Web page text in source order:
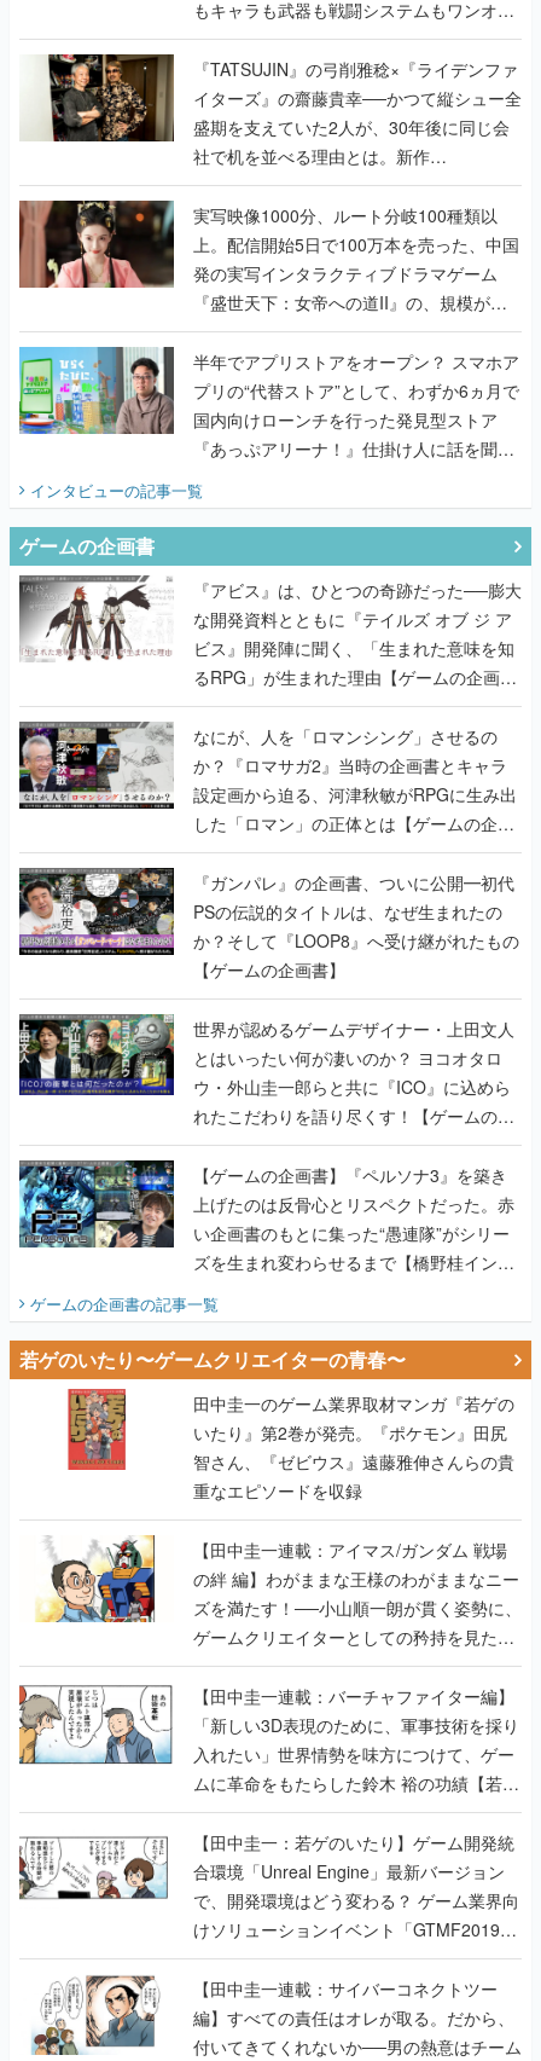
もキャラも武器も戦闘システムもワンオフ
で作り込まれた理由を両ディレクターに聞
く
『TATSUJIN』の弓削雅稔×『ライデンファ
イターズ』の齋藤貴幸──かつて縦シュー全
盛期を支えていた2人が、30年後に同じ会
社で机を並べる理由とは。新作
『TATSUJIN EXTREME』で初タッグを組
んだレジェンド2人に訊く開発秘話
実写映像1000分、ルート分岐100種類以
上。配信開始5日で100万本を売った、中国
発の実写インタラクティブドラマゲーム
『盛世天下：女帝への道II』の、規模が違
うこだわりをプロデューサーに聞いた
半年でアプリストアをオープン？ スマホア
プリの“代替ストア”として、わずか6ヵ月で
国内向けローンチを行った発見型ストア
『あっぷアリーナ！』仕掛け人に話を聞い
てみた
インタビューの記事一覧
ゲームの企画書
『アビス』は、ひとつの奇跡だった──膨大
な開発資料とともに『テイルズ オブ ジ ア
ビス』開発陣に聞く、「生まれた意味を知
るRPG」が生まれた理由【ゲームの企画
書】
なにが、人を「ロマンシング」させるの
か？『ロマサガ2』当時の企画書とキャラ
設定画から迫る、河津秋敏がRPGに生み出
した「ロマン」の正体とは【ゲームの企画
書】
『ガンパレ』の企画書、ついに公開━初代
PSの伝説的タイトルは、なぜ生まれたの
か？そして『LOOP8』へ受け継がれたもの
【ゲームの企画書】
世界が認めるゲームデザイナー・上田文人
とはいったい何が凄いのか？ ヨコオタロ
ウ・外山圭一郎らと共に『ICO』に込めら
れたこだわりを語り尽くす！【ゲームの企
画書】
【ゲームの企画書】『ペルソナ3』を築き
上げたのは反骨心とリスペクトだった。赤
い企画書のもとに集った“愚連隊”がシリー
ズを生まれ変わらせるまで【橋野桂インタ
ビュー】
ゲームの企画書の記事一覧
若ゲのいたり〜ゲームクリエイターの青春〜
田中圭一のゲーム業界取材マンガ『若ゲの
いたり』第2巻が発売。『ポケモン』田尻
智さん、『ゼビウス』遠藤雅伸さんらの貴
重なエピソードを収録
【田中圭一連載：アイマス/ガンダム 戦場
の絆 編】わがままな王様のわがままなニー
ズを満たす！──小山順一朗が貫く姿勢に、
ゲームクリエイターとしての矜持を見た
【若ゲのいたり最終回】
【田中圭一連載：バーチャファイター編】
「新しい3D表現のために、軍事技術を採り
入れたい」世界情勢を味方につけて、ゲー
ムに革命をもたらした鈴木 裕の功績【若ゲ
のいたり】
【田中圭一：若ゲのいたり】ゲーム開発統
合環境「Unreal Engine」最新バージョン
で、開発環境はどう変わる？ ゲーム業界向
けソリューションイベント「GTMF2019」
に行って、より理解を深めよう【PR】
【田中圭一連載：サイバーコネクトツー
編】すべての責任はオレが取る。だから、
付いてきてくれないか──男の熱意はチーム